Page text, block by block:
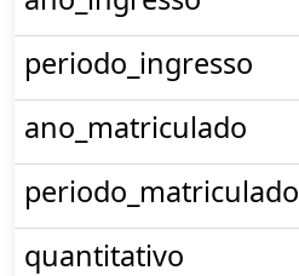
periodo_ingresso
ano_matriculado
periodo_matriculado
quantitativo